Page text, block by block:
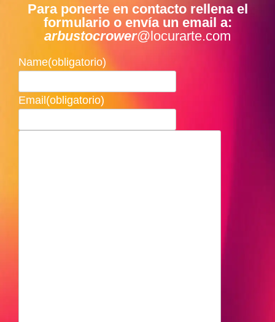
Para ponerte en contacto rellena el
formulario o envía un email a:
arbustocrower@locurarte.com
Name(obligatorio)
Email(obligatorio)